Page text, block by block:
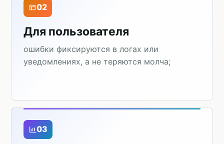
02
Для пользователя
ошибки фиксируются в логах или
уведомлениях, а не теряются молча;
03